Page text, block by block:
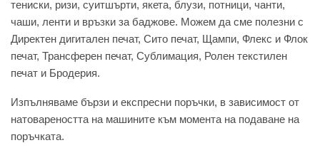
тениски, ризи, суитшърти, якета, блузи, потници, чанти,
чаши, ленти и връзки за баджове. Можем да сме полезни с
Директен дигитален печат, Сито печат, Щампи, Флекс и Флок
печат, Трансферен печат, Сублимация, Ролен текстилен
печат и Бродерия.
Изпълняваме бързи и експресни поръчки, в зависимост от
натовареността на машините към момента на подаване на
поръчката.